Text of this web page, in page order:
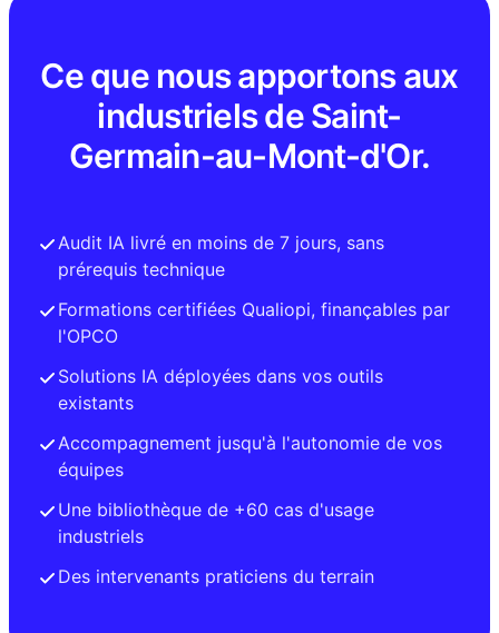
Ce que nous apportons aux
industriels de Saint-
Germain-au-Mont-d'Or.
Audit IA livré en moins de 7 jours, sans
prérequis technique
Formations certifiées Qualiopi, finançables par
l'OPCO
Solutions IA déployées dans vos outils
existants
Accompagnement jusqu'à l'autonomie de vos
équipes
Une bibliothèque de +60 cas d'usage
industriels
Des intervenants praticiens du terrain